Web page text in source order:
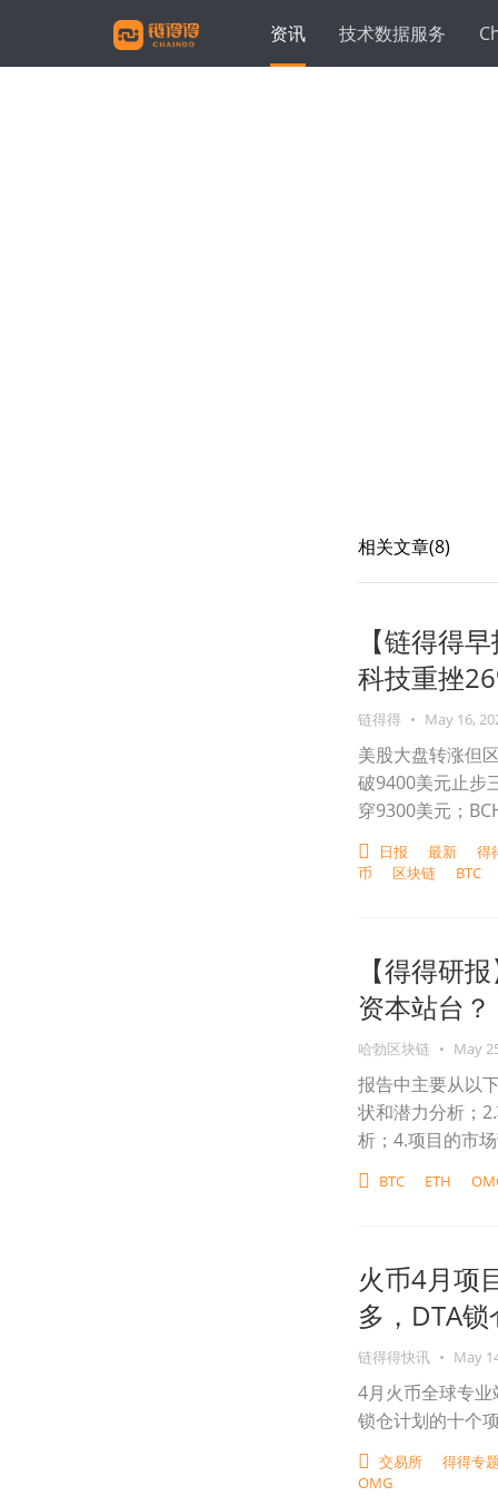
资讯 技术数据服务
相关文章(8)
【链得得
科技重挫
链得得 • May 16,
美股大盘转涨但
破9400美元止步
穿9300美元；
日报 最新
得
币
区块链 BTC
【得得研
资本站台？
哈勃区块链 • May
报告中主要从以
状和潜力分析；
析；4.项目的市
BTC ETH
火币4月项
多，DTA
链得得快讯 • May
4月火币全球专
锁仓计划的十个
交易所
得得专
OMG